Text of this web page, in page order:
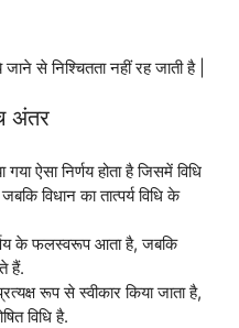
जाने से निश्चितता नहीं रह जाती है |
अंतर
गया ऐसा निर्णय होता है जिसमें विधि
जबकि विधान का तात्पर्य विधि के
के फलस्वरूप आता है, जबकि
हैं.
रूप से स्वीकार किया जाता है,
विधि है.